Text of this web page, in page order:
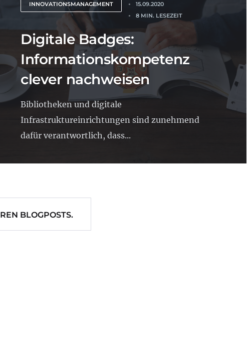
INNOVATIONSMANAGEMENT
15.09.2020
8 MIN. LESEZEIT
Digitale Badges:
Informationskompetenz
clever nachweisen
Bibliotheken und digitale
Infrastruktureinrichtungen sind zunehmend
dafür verantwortlich, dass...
BLOGPOSTS.